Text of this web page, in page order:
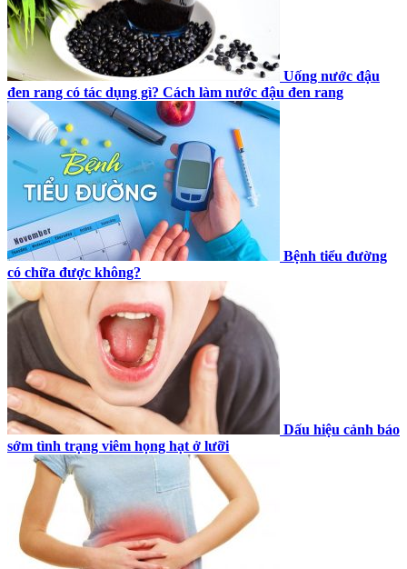
Uống nước đậu
đen rang có tác dụng gì? Cách làm nước đậu đen rang
Bệnh tiểu đường
có chữa được không?
Dấu hiệu cảnh báo
sớm tình trạng viêm họng hạt ở lưỡi